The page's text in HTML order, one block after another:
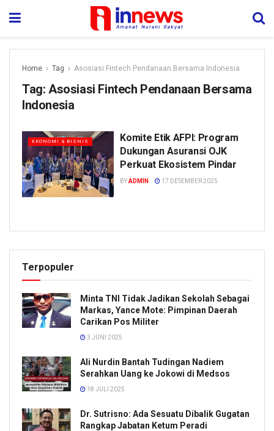
Home Tag Asosiasi Fintech Pendanaan Bersama Indonesia
Tag: Asosiasi Fintech Pendanaan Bersama
Indonesia
EKONOMI & BISNIS
Komite Etik AFPI: Program
Dukungan Asuransi OJK
Perkuat Ekosistem Pindar
BY ADMIN 17 DESEMBER 2025
Terpopuler
Minta TNI Tidak Jadikan Sekolah Sebagai
Markas, Yance Mote: Pimpinan Daerah
Carikan Pos Militer
3 JUNI 2025
Ali Nurdin Bantah Tudingan Nadiem
Serahkan Uang ke Jokowi di Medsos
18 JULI 2025
Dr. Sutrisno: Ada Sesuatu Dibalik Gugatan
Rangkap Jabatan Ketum Peradi